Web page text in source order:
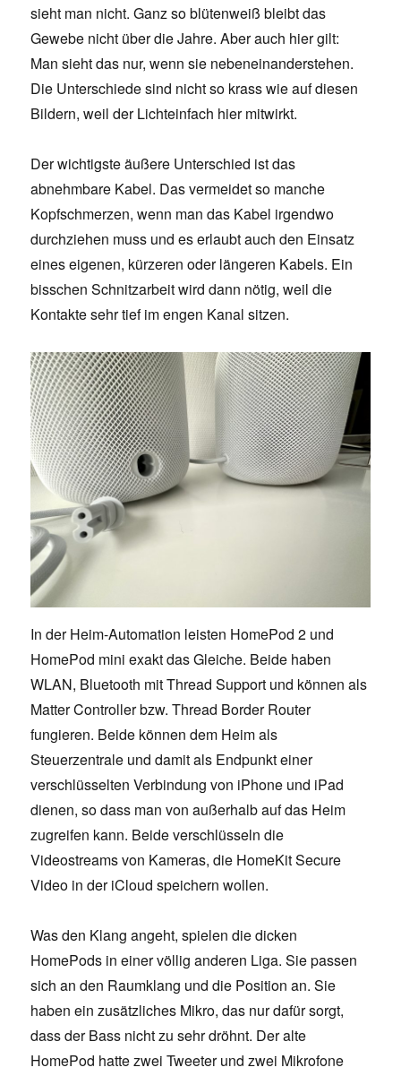
sieht man nicht. Ganz so blütenweiß bleibt das
Gewebe nicht über die Jahre. Aber auch hier gilt:
Man sieht das nur, wenn sie nebeneinanderstehen.
Die Unterschiede sind nicht so krass wie auf diesen
Bildern, weil der Lichteinfach hier mitwirkt.
Der wichtigste äußere Unterschied ist das
abnehmbare Kabel. Das vermeidet so manche
Kopfschmerzen, wenn man das Kabel irgendwo
durchziehen muss und es erlaubt auch den Einsatz
eines eigenen, kürzeren oder längeren Kabels. Ein
bisschen Schnitzarbeit wird dann nötig, weil die
Kontakte sehr tief im engen Kanal sitzen.
In der Heim-Automation leisten HomePod 2 und
HomePod mini exakt das Gleiche. Beide haben
WLAN, Bluetooth mit Thread Support und können als
Matter Controller bzw. Thread Border Router
fungieren. Beide können dem Heim als
Steuerzentrale und damit als Endpunkt einer
verschlüsselten Verbindung von iPhone und iPad
dienen, so dass man von außerhalb auf das Heim
zugreifen kann. Beide verschlüsseln die
Videostreams von Kameras, die HomeKit Secure
Video in der iCloud speichern wollen.
Was den Klang angeht, spielen die dicken
HomePods in einer völlig anderen Liga. Sie passen
sich an den Raumklang und die Position an. Sie
haben ein zusätzliches Mikro, das nur dafür sorgt,
dass der Bass nicht zu sehr dröhnt. Der alte
HomePod hatte zwei Tweeter und zwei Mikrofone